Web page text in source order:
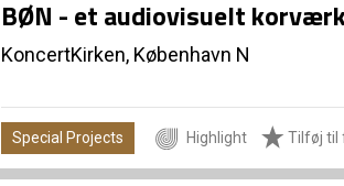
BØN - et audiovisuelt
KoncertKirken, København N
Special Projects Highlight Tilføj til